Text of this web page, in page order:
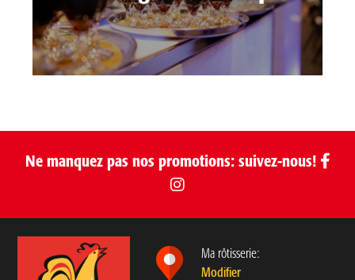
Ne manquez pas nos promotions: suivez-nous!
Ma rôtisserie:
Modifier